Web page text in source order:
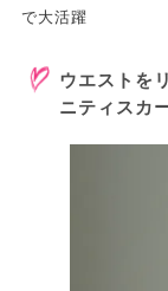
で大活躍
ウエストを
ニティスカ